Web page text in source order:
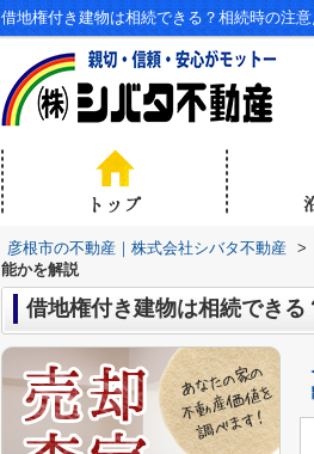
借地権付き建物は相続できる？相続時の注
彦根市の不動産｜株式会社シバタ不動産 >
能かを解説
借地権付き建物は相続でき